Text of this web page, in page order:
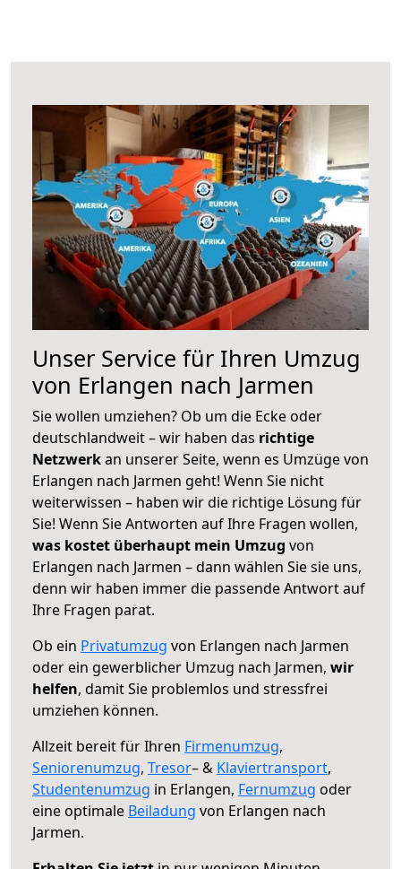
Unser Service für Ihren Umzug
von Erlangen nach Jarmen
Sie wollen umziehen? Ob um die Ecke oder
deutschlandweit – wir haben das richtige
Netzwerkan unserer Seite, wenn es Umzüge von
Erlangen nach Jarmen geht! Wenn Sie nicht
weiterwissen – haben wir die richtige Lösung für
Sie! Wenn Sie Antworten auf Ihre Fragen wollen,
was kostet überhaupt mein Umzug von
Erlangen nach Jarmen – dann wählen Sie sie uns,
denn wir haben immer die passende Antwort auf
Ihre Fragen parat.
Ob ein Privatumzug von Erlangen nach Jarmen
oder ein gewerblicher Umzug nach Jarmen, wir
helfen, damit Sie problemlos und stressfrei
umziehen können.
Allzeit bereit für Ihren Firmenumzug,
Seniorenumzug, Tresor– & Klaviertransport,
Studentenumzug in Erlangen, Fernumzug oder
eine optimale Beiladung von Erlangen nach
Jarmen.